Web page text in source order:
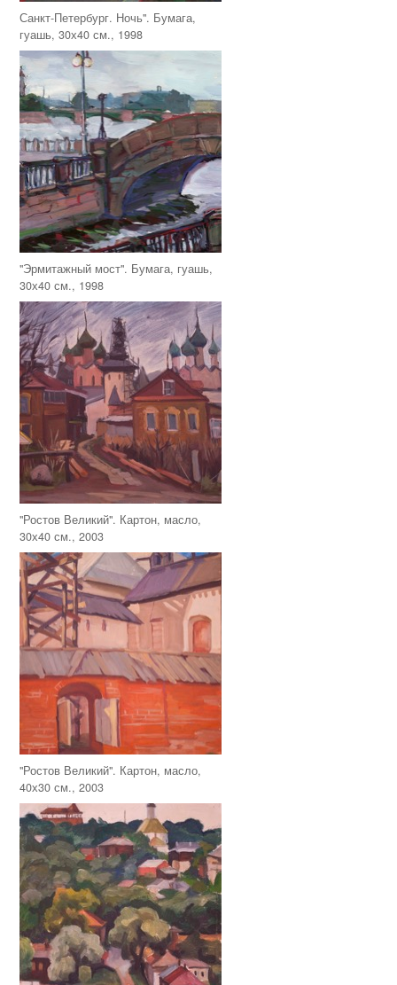
Санкт-Петербург. Ночь". Бумага,
гуашь, 30х40 см., 1998
"Эрмитажный мост". Бумага, гуашь,
30х40 см., 1998
"Ростов Великий". Картон, масло,
30х40 см., 2003
"Ростов Великий". Картон, масло,
40х30 см., 2003